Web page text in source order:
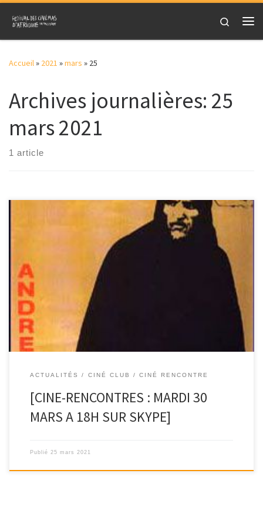
Skip to content
Search
Accueil» 2021 »mars » 25
Archives journalières: 25
mars 2021
1 article
La semaine prochaine, la discussion se poursuivra autour du
film « Andreï Roublev » de Andreï Tarkovski. La séance sera animée
[…]
ACTUALITÉS CINÉ CLUB / CINÉ RENCONTRE
[CINE-RENCONTRES : MARDI 30
MARS A 18H SUR SKYPE]
Publié 25 mars 2021